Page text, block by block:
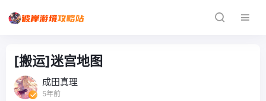
[搬运]迷宫地图
成田真理
5年前